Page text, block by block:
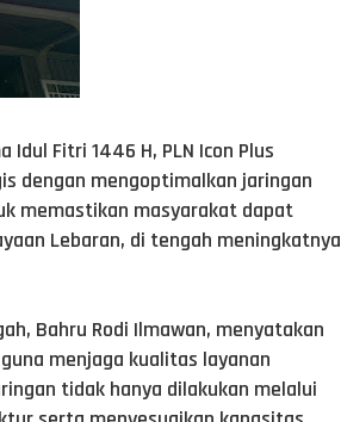
Fitri 1446 H, PLN Icon Plus
dengan mengoptimalkan jaringan
memastikan masyarakat dapat
Lebaran, di tengah meningkatnya
Bahru Rodi Ilmawan, menyatakan
menjaga kualitas layanan
tidak hanya dilakukan melalui